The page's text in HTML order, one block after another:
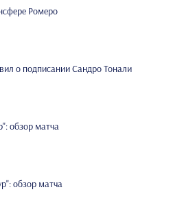
Ромеро
о подписании Сандро Тонали
обзор матча
обзор матча